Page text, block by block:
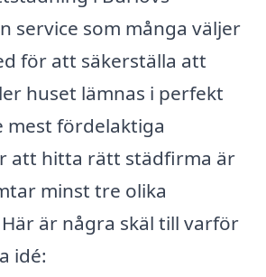
service som många väljer
för att säkerställa att
huset lämnas i perfekt
mest fördelaktiga
att hitta rätt städfirma är
minst tre olika
är några skäl till varför
idé: